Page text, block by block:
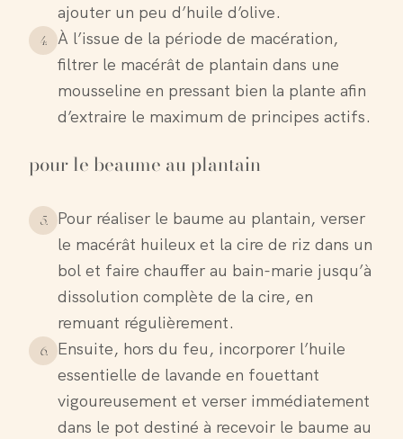
ajouter un peu d’huile d’olive.
4.
À l’issue de la période de macération,
filtrer le macérât de plantain dans une
mousseline en pressant bien la plante afin
d’extraire le maximum de principes actifs.
pour le beaume au plantain
5.
Pour réaliser le baume au plantain, verser
le macérât huileux et la cire de riz dans un
bol et faire chauffer au bain-marie jusqu’à
dissolution complète de la cire, en
remuant régulièrement.
6.
Ensuite, hors du feu, incorporer l’huile
essentielle de lavande en fouettant
vigoureusement et verser immédiatement
dans le pot destiné à recevoir le baume au